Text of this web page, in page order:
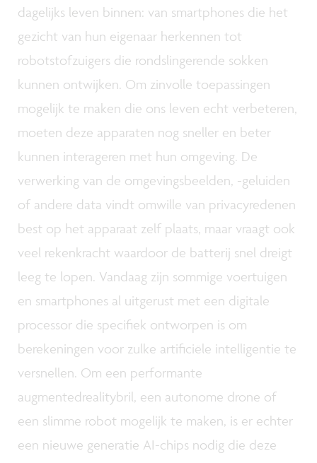
dagelijks leven binnen: van smartphones die het
gezicht van hun eigenaar herkennen tot
robotstofzuigers die rondslingerende sokken
kunnen ontwijken. Om zinvolle toepassingen
mogelijk te maken die ons leven echt verbeteren,
moeten deze apparaten nog sneller en beter
kunnen interageren met hun omgeving. De
verwerking van de omgevingsbeelden, -geluiden
of andere data vindt omwille van privacyredenen
best op het apparaat zelf plaats, maar vraagt ook
veel rekenkracht waardoor de batterij snel dreigt
leeg te lopen. Vandaag zijn sommige voertuigen
en smartphones al uitgerust met een digitale
processor die specifiek ontworpen is om
berekeningen voor zulke artificiële intelligentie te
versnellen. Om een performante
augmentedrealitybril, een autonome drone of
een slimme robot mogelijk te maken, is er echter
een nieuwe generatie AI-chips nodig die deze